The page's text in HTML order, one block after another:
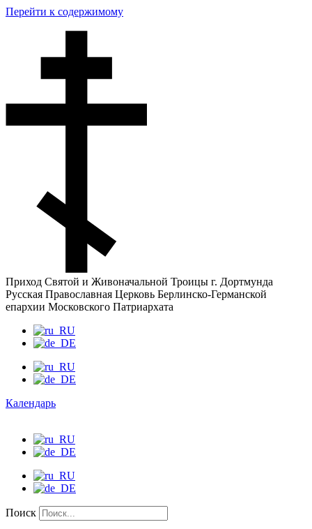
Перейти к содержимому
Приход Святой и Живоначальной Троицы г. Дортмунда
Русская Православная Церковь Берлинско-Германской
епархии Московского Патриархата
Календарь
Поиск